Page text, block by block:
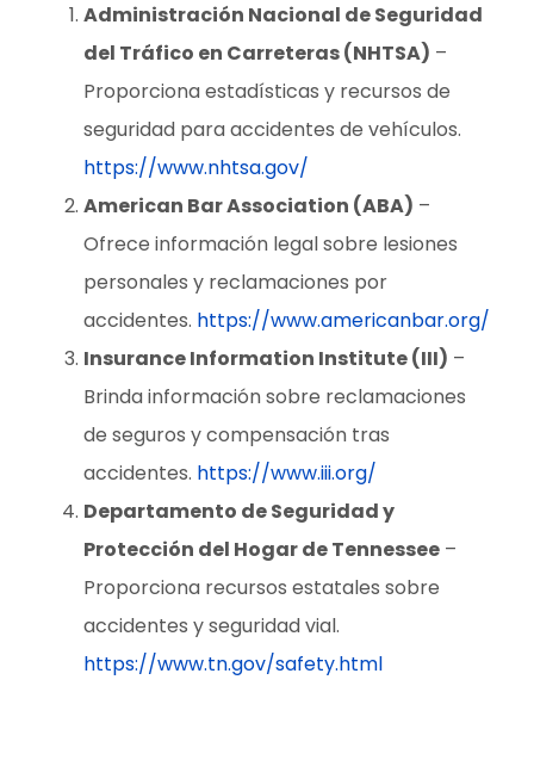
Administración Nacional de Seguridad
del Tráfico en Carreteras (NHTSA) –
Proporciona estadísticas y recursos de
seguridad para accidentes de vehículos.
https://www.nhtsa.gov/
American Bar Association (ABA) –
Ofrece información legal sobre lesiones
personales y reclamaciones por
accidentes. https://www.americanbar.org/
Insurance Information Institute (III) –
Brinda información sobre reclamaciones
de seguros y compensación tras
accidentes. https://www.iii.org/
Departamento de Seguridad y
Protección del Hogar de Tennessee –
Proporciona recursos estatales sobre
accidentes y seguridad vial.
https://www.tn.gov/safety.html